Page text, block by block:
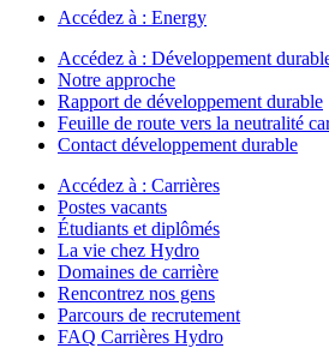
Accédez à : Energy
Accédez à : Développement
Notre approche
Rapport de développement durable
Feuille de route vers la neutralité
Contact développement durable
Accédez à : Carrières
Postes vacants
Étudiants et diplômés
La vie chez Hydro
Domaines de carrière
Rencontrez nos gens
Parcours de recrutement
FAQ Carrières Hydro